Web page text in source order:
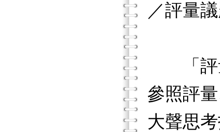
／評量
「評量
參照評
大聲思